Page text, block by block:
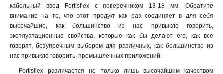
кабельный ввод Fortisflex с поперечником 13-18 мм. Обратите
внимание на то, что этот продукт как раз соединяет в для себя
высочайшие, как большинство из нас привыкло говорить,
эксплуатационные свойства, которые как бы делают его, как все
говорят, безупречным выбором для различных, как большинство из
нас привыкло говорить, промышленных приложений.
Fortisflex различается не только лишь высочайшим качеством